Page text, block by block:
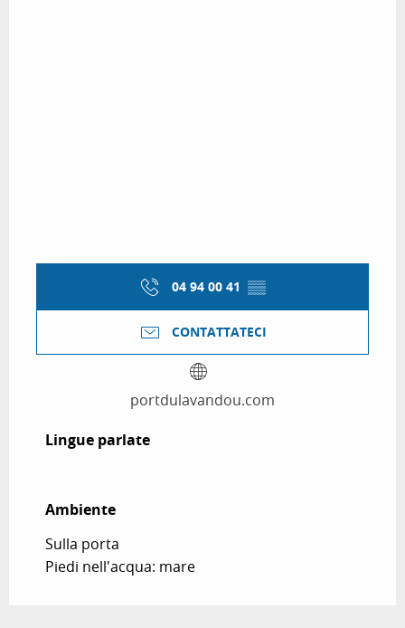
04 94 00 41 ▒▒
CONTATTATECI
portdulavandou.com
Lingue parlate
Lingue parlate
Ambiente
Ambiente
Sulla porta
Piedi nell'acqua: mare